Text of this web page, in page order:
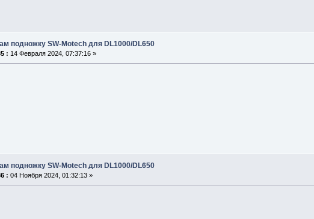
подножку SW-Motech для DL1000/DL650
: 14 Февраля 2024, 07:37:16 »
подножку SW-Motech для DL1000/DL650
: 04 Ноября 2024, 01:32:13 »